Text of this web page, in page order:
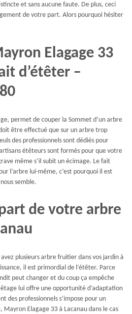
et sans aucune faute. De plus, ceci
de votre part. Alors pourquoi hésiter
Elagage 33
d’étêter –
permet de couper la Sommet d’un arbre
être effectué que sur un arbre trop
des professionnels sont dédiés pour
étêteurs sont formés pour que votre
même s’il subit un écimage. Le fait
l’arbre lui-même, c’est pourquoi il est
semble.
de votre arbre
plusieurs arbre fruitier dans vos jardin à
il est primordial de l’étêter. Parce
peut changer et du coup ça empêche
lui offre une opportunité d’adaptation
des professionnels s’impose pour un
Elagage 33 à Lacanau dans le cas